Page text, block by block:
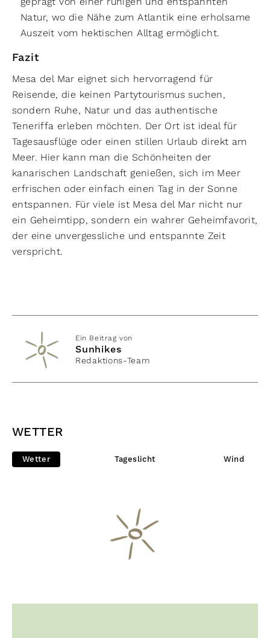
Natur, wo die Nähe zum Atlantik eine erholsame
Auszeit vom hektischen Alltag ermöglicht.
Fazit
Mesa del Mar eignet sich hervorragend für
Reisende, die keinen Partytourismus suchen,
sondern Ruhe, Natur und das authentische
Teneriffa erleben möchten. Der Ort ist ideal für
Tagesausflüge oder einen stillen Urlaub direkt am
Meer. Hier kann man die Schönheiten der
kanarischen Landschaft genießen, sich im Meer
erfrischen oder einfach einen Tag in der Sonne
entspannen. Für viele ist Mesa del Mar nicht nur
ein Geheimtipp, sondern ein wahrer Geheimfavorit,
der eine unvergessliche und entspannte Zeit
verspricht.
Ein Beitrag von
Sunhikes
Redaktions-Team
WETTER
Wetter Tageslicht Wind